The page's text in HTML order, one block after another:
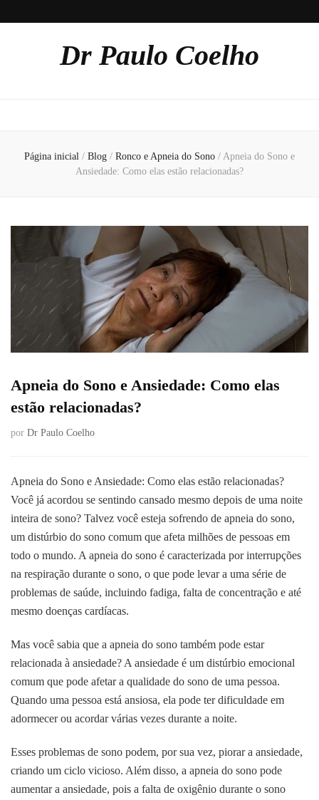
Dr Paulo Coelho
Página inicial / Blog / Ronco e Apneia do Sono / Apneia do Sono e
Ansiedade: Como elas estão relacionadas?
Apneia do Sono e Ansiedade: Como elas
estão relacionadas?
por Dr Paulo Coelho
Apneia do Sono e Ansiedade: Como elas estão relacionadas?
Você já acordou se sentindo cansado mesmo depois de uma noite
inteira de sono? Talvez você esteja sofrendo de apneia do sono,
um distúrbio do sono comum que afeta milhões de pessoas em
todo o mundo. A apneia do sono é caracterizada por interrupções
na respiração durante o sono, o que pode levar a uma série de
problemas de saúde, incluindo fadiga, falta de concentração e até
mesmo doenças cardíacas.
Mas você sabia que a apneia do sono também pode estar
relacionada à ansiedade? A ansiedade é um distúrbio emocional
comum que pode afetar a qualidade do sono de uma pessoa.
Quando uma pessoa está ansiosa, ela pode ter dificuldade em
adormecer ou acordar várias vezes durante a noite.
Esses problemas de sono podem, por sua vez, piorar a ansiedade,
criando um ciclo vicioso. Além disso, a apneia do sono pode
aumentar a ansiedade, pois a falta de oxigênio durante o sono